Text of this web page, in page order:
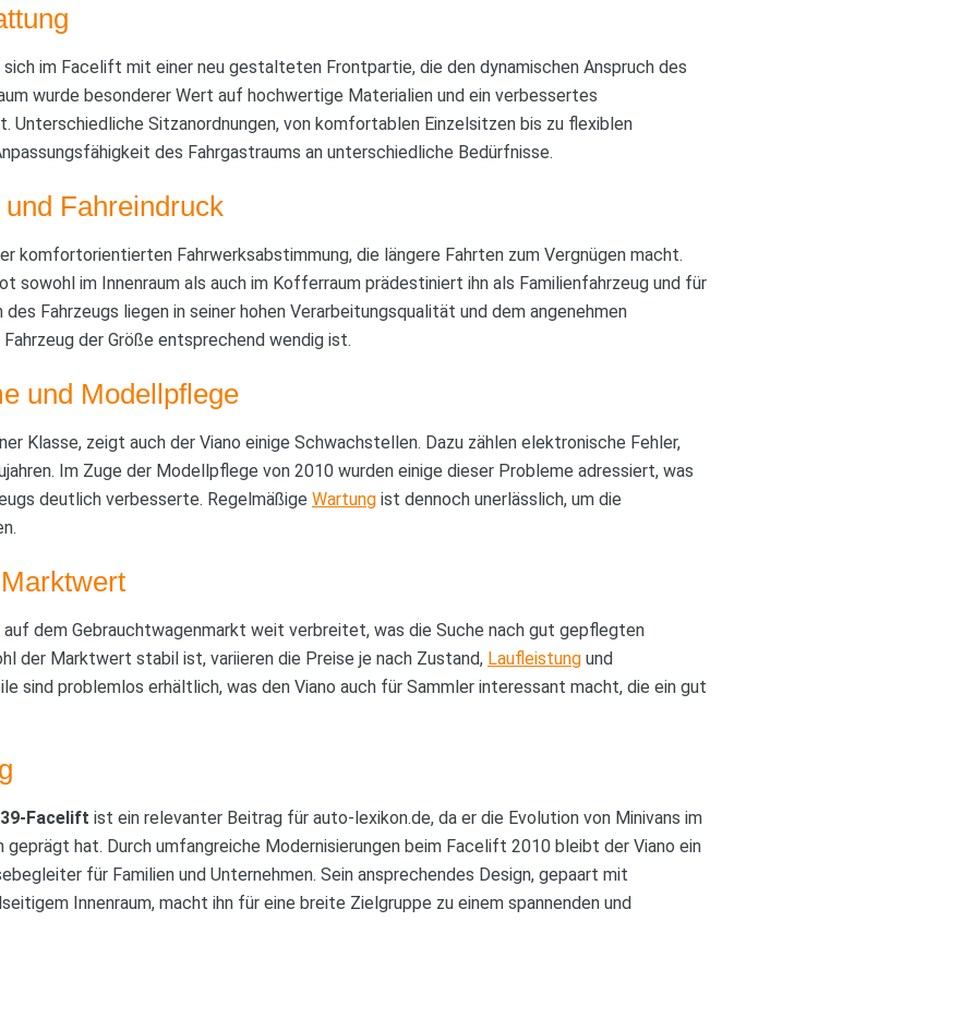
im Facelift mit einer neu gestalteten Frontpartie, die den dynamischen Anspruch des
wurde besonderer Wert auf hochwertige Materialien und ein verbessertes
Unterschiedliche Sitzanordnungen, von komfortablen Einzelsitzen bis zu flexiblen
des Fahrgastraums an unterschiedliche Bedürfnisse.
Fahreindruck
komfortorientierten Fahrwerksabstimmung, die längere Fahrten zum Vergnügen macht.
sowohl im Innenraum als auch im Kofferraum prädestiniert ihn als Familienfahrzeug und für
Fahrzeugs liegen in seiner hohen Verarbeitungsqualität und dem angenehmen
der Größe entsprechend wendig ist.
und Modellpflege
Klasse, zeigt auch der Viano einige Schwachstellen. Dazu zählen elektronische Fehler,
Im Zuge der Modellpflege von 2010 wurden einige dieser Probleme adressiert, was
deutlich verbesserte. Regelmäßige Wartung ist dennoch unerlässlich, um die
dem Gebrauchtwagenmarkt weit verbreitet, was die Suche nach gut gepflegten
der Marktwert stabil ist, variieren die Preise je nach Zustand, Laufleistung und
sind problemlos erhältlich, was den Viano auch für Sammler interessant macht, die ein gut
Facelift ist ein relevanter Beitrag für auto-lexikon.de, da er die Evolution von Minivans im
geprägt hat. Durch umfangreiche Modernisierungen beim Facelift 2010 bleibt der Viano ein
für Familien und Unternehmen. Sein ansprechendes Design, gepaart mit
Innenraum, macht ihn für eine breite Zielgruppe zu einem spannenden und